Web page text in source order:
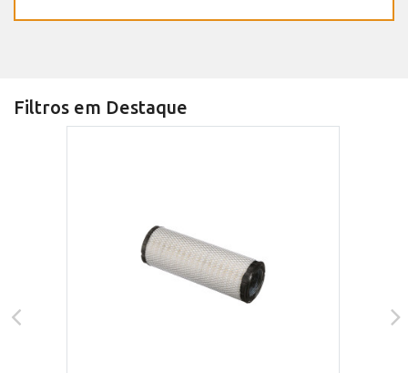
Filtros em Destaque